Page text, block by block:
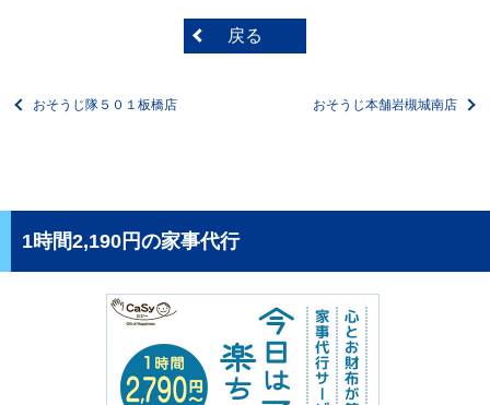
戻る
おそうじ隊５０１板橋店 おそうじ本舗岩槻城南店
1時間2,190円の家事代行